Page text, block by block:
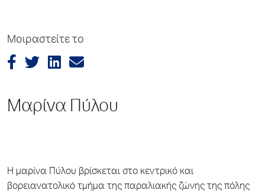
Μοιραστείτε το
Μαρίνα Πύλου
Η μαρίνα Πύλου βρίσκεται στο κεντρικό και
βορειανατολικό τμήμα της παραλιακής ζώνης της πόλης